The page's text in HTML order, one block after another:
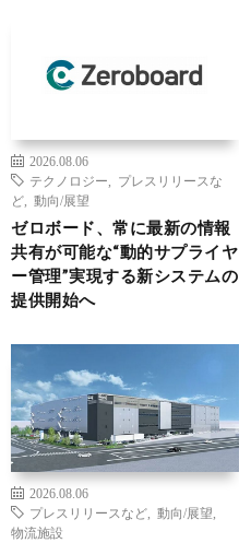
2026.08.06
テクノロジー
プレスリリースな
ど
動向/展望
ゼロボード、常に最新の情報
共有が可能な“動的サプライヤ
ー管理”実現する新システムの
提供開始へ
2026.08.06
プレスリリースなど
動向/展望
物流施設